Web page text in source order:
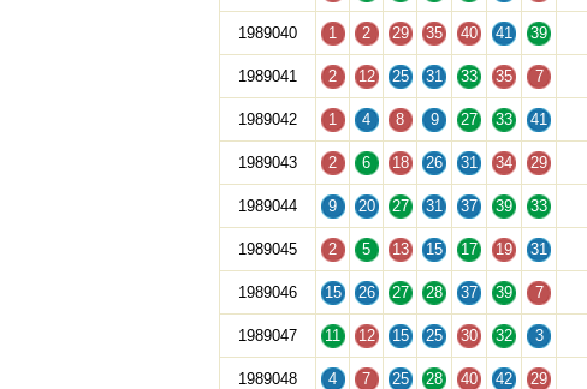
1989040 1 2 29 35 40 41 39
1989041 2 12 25 31 33 35 7
1989042 1 4 8 9 27 33 41
1989043 2 6 18 26 31 34 29
1989044 9 20 27 31 37 39 33
1989045 2 5 13 15 17 19 31
1989046 15 26 27 28 37 39 7
1989047 11 12 15 25 30 32 3
1989048 4 7 25 28 40 42 29